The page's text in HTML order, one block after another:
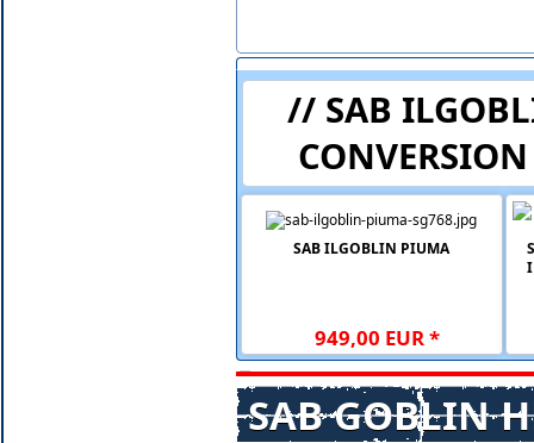
// SAB
SAB ILGOBLIN PIUMA
949,00 EUR*
SAB GOBLIN